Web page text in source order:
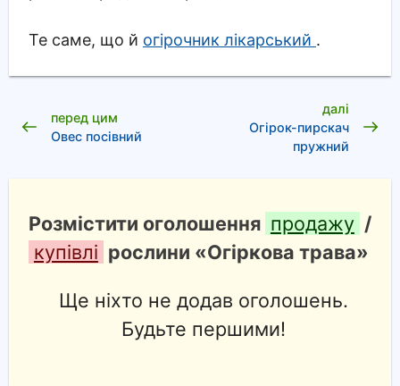
Те саме, що й огірочник лікарський .
перед цим
Овес посівний
далі
Огірок-пирскач
пружний
Розмістити оголошення продажу /
купівлі рослини «Огіркова трава»
Ще ніхто не додав оголошень.
Будьте першими!